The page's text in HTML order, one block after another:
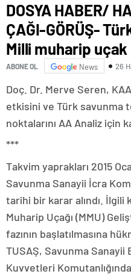
DOSYA HABER/
ÇAĞI-GÖRÜŞ-
Milli muharip uçak
ABONE OL News 26
Doç. Dr. Merve Seren,
etkisini ve Türk savunma
noktalarını AA Analiz için
***
Takvim yaprakları 2015
Savunma Sanayii İcra
tarihi bir karar alındı. İlgili
Muharip Uçağı (MMU)
fazının başlatılmasına
TUSAŞ, Savunma Sanayii
Kuvvetleri